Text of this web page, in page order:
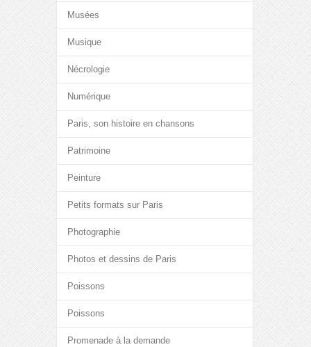
Musées
Musique
Nécrologie
Numérique
Paris, son histoire en chansons
Patrimoine
Peinture
Petits formats sur Paris
Photographie
Photos et dessins de Paris
Poissons
Poissons
Promenade à la demande